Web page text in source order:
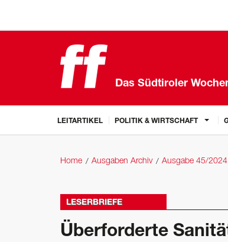
Das Südtiroler
LEITARTIKEL POLITIK & WIRTSCHAFT
Home Ausgaben Archiv Ausgabe 45/2024
LESERBRIEFE
Überforderte